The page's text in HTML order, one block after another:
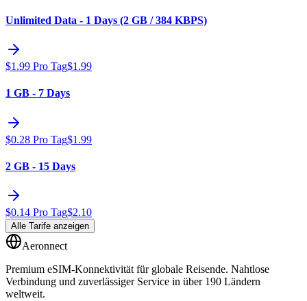
Unlimited Data - 1 Days (2 GB / 384 KBPS)
$1.99 Pro Tag$1.99
1 GB - 7 Days
$0.28 Pro Tag$1.99
2 GB - 15 Days
$0.14 Pro Tag$2.10
Alle Tarife anzeigen
Aeronnect
Premium eSIM-Konnektivität für globale Reisende. Nahtlose
Verbindung und zuverlässiger Service in über 190 Ländern
weltweit.